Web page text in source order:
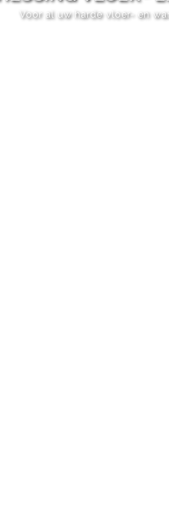
Voor al uw harde vloer- en